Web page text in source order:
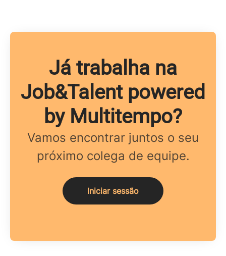
Já trabalha na
Job&Talent powered
by Multitempo?
Vamos encontrar juntos o seu
próximo colega de equipe.
Iniciar sessão